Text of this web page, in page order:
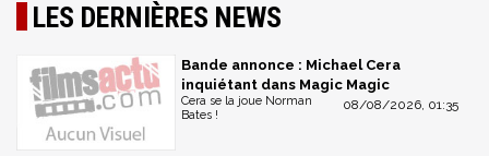
LES DERNIÈRES NEWS
Bande annonce : Michael Cera
inquiétant dans Magic Magic
08/08/2026, 01:35
Cera se la joue Norman
Bates !